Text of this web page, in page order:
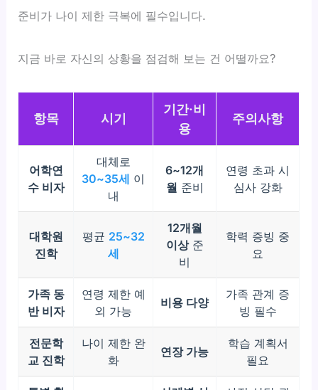
준비가 나이 제한 극복에 필수입니다.
지금 바로 자신의 상황을 점검해 보는 건 어떨까요?
항목 시기
기간·비
용
주의사항
어학연
수 비자
대체로
30~35세 이
내
6~12개
월 준비
연령 초과 시
심사 강화
대학원
진학
평균 25~32
세
12개월
이상준
비
학력 증빙 중
요
가족 동
반 비자
연령 제한 예
외 가능
비용 다양
가족 관계 증
빙 필수
전문학
교 진학
나이 제한 완
화
연장 가능
학습 계획서
필요